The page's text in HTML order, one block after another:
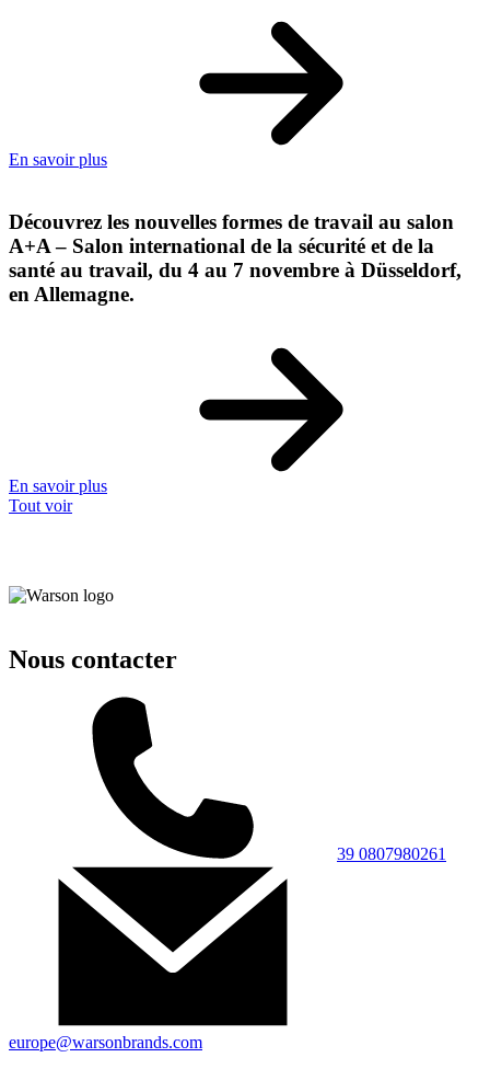
En savoir plus
Découvrez les nouvelles formes de travail au salon
A+A – Salon international de la sécurité et de la
santé au travail, du 4 au 7 novembre à Düsseldorf,
en Allemagne.
En savoir plus
Tout voir
Nous contacter
39 0807980261
europe@warsonbrands.com